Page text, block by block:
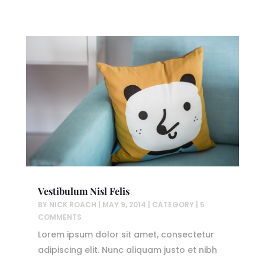
Vestibulum Nisl Felis
BY NICK ROACH MAY 9, 2014 CATEGORY | 5
COMMENTS
Lorem ipsum dolor sit amet, consectetur
adipiscing elit. Nunc aliquam justo et nibh